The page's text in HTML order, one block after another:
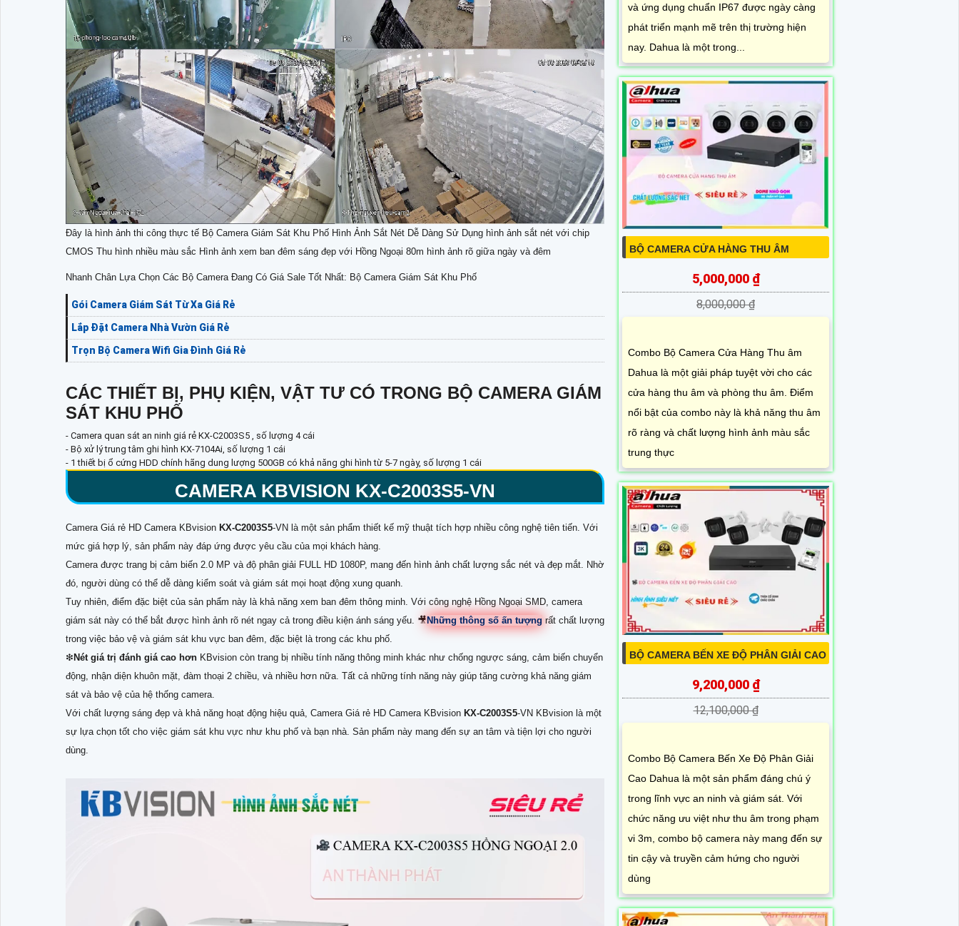
Đây là hình ảnh thi công thực tế Bộ Camera Giám Sát Khu Phố Hình Ảnh Sắt Nét Dễ Dàng Sử Dụng hình ảnh sắt nét với chip
CMOS Thu hình nhiều màu sắc Hình ảnh xem ban đêm sáng đẹp với Hồng Ngoại 80m hình ảnh rõ giữa ngày và đêm
Nhanh Chân Lựa Chọn Các Bộ Camera Đang Có Giá Sale Tốt Nhất: Bộ Camera Giám Sát Khu Phố
Gói Camera Giám Sát Từ Xa Giá Rẻ
Lắp Đặt Camera Nhà Vườn Giá Rẻ
Trọn Bộ Camera Wifi Gia Đình Giá Rẻ
CÁC THIẾT BỊ, PHỤ KIỆN, VẬT TƯ CÓ TRONG BỘ CAMERA GIÁM
SÁT KHU PHỐ
- Camera quan sát an ninh giá rẻ KX-C2003S5 , số lượng 4 cái
- Bộ xử lý trung tâm ghi hình KX-7104Ai, số lượng 1 cái
- 1 thiết bị ổ cứng HDD chính hãng dung lượng 500GB có khả năng ghi hình từ 5-7 ngày, số lượng 1 cái
CAMERA KBVISION KX-C2003S5-VN
Camera Giá rẻ HD Camera KBvision KX-C2003S5-VN là một sản phẩm thiết kế mỹ thuật tích hợp nhiều công nghệ tiên tiến. Với
mức giá hợp lý, sản phẩm này đáp ứng được yêu cầu của mọi khách hàng.
Camera được trang bị cảm biến 2.0 MP và độ phân giải FULL HD 1080P, mang đến hình ảnh chất lượng sắc nét và đẹp mắt. Nhờ
đó, người dùng có thể dễ dàng kiểm soát và giám sát mọi hoạt động xung quanh.
Tuy nhiên, điểm đặc biệt của sản phẩm này là khả năng xem ban đêm thông minh. Với công nghệ Hồng Ngoại SMD, camera
giám sát này có thể bắt được hình ảnh rõ nét ngay cả trong điều kiện ánh sáng yếu. 🎥 Những thông số ấn tượng rất chất lượng
trong việc bảo vệ và giám sát khu vực ban đêm, đặc biệt là trong các khu phố.
❇ Nét giá trị đánh giá cao hơn KBvision còn trang bị nhiều tính năng thông minh khác như chống ngược sáng, cảm biến chuyển
động, nhận diện khuôn mặt, đàm thoại 2 chiều, và nhiều hơn nữa. Tất cả những tính năng này giúp tăng cường khả năng giám
sát và bảo vệ của hệ thống camera.
Với chất lượng sáng đẹp và khả năng hoạt động hiệu quả, Camera Giá rẻ HD Camera KBvision KX-C2003S5-VN KBvision là một
sự lựa chọn tốt cho việc giám sát khu vực như khu phố và bạn nhà. Sản phẩm này mang đến sự an tâm và tiện lợi cho người
dùng.
và ứng dụng chuẩn IP67 được ngày càng
phát triển mạnh mẽ trên thị trường hiện
nay. Dahua là một trong...
BỘ CAMERA CỬA HÀNG THU ÂM
5,000,000 ₫
8,000,000 ₫
Combo Bộ Camera Cửa Hàng Thu âm
Dahua là một giải pháp tuyệt vời cho các
cửa hàng thu âm và phòng thu âm. Điểm
nổi bật của combo này là khả năng thu âm
rõ ràng và chất lượng hình ảnh màu sắc
trung thực
BỘ CAMERA BẾN XE ĐỘ PHÂN GIẢI CAO
9,200,000 ₫
12,100,000 ₫
Combo Bộ Camera Bến Xe Độ Phân Giải
Cao Dahua là một sản phẩm đáng chú ý
trong lĩnh vực an ninh và giám sát. Với
chức năng ưu việt như thu âm trong phạm
vi 3m, combo bộ camera này mang đến sự
tin cậy và truyền cảm hứng cho người
dùng